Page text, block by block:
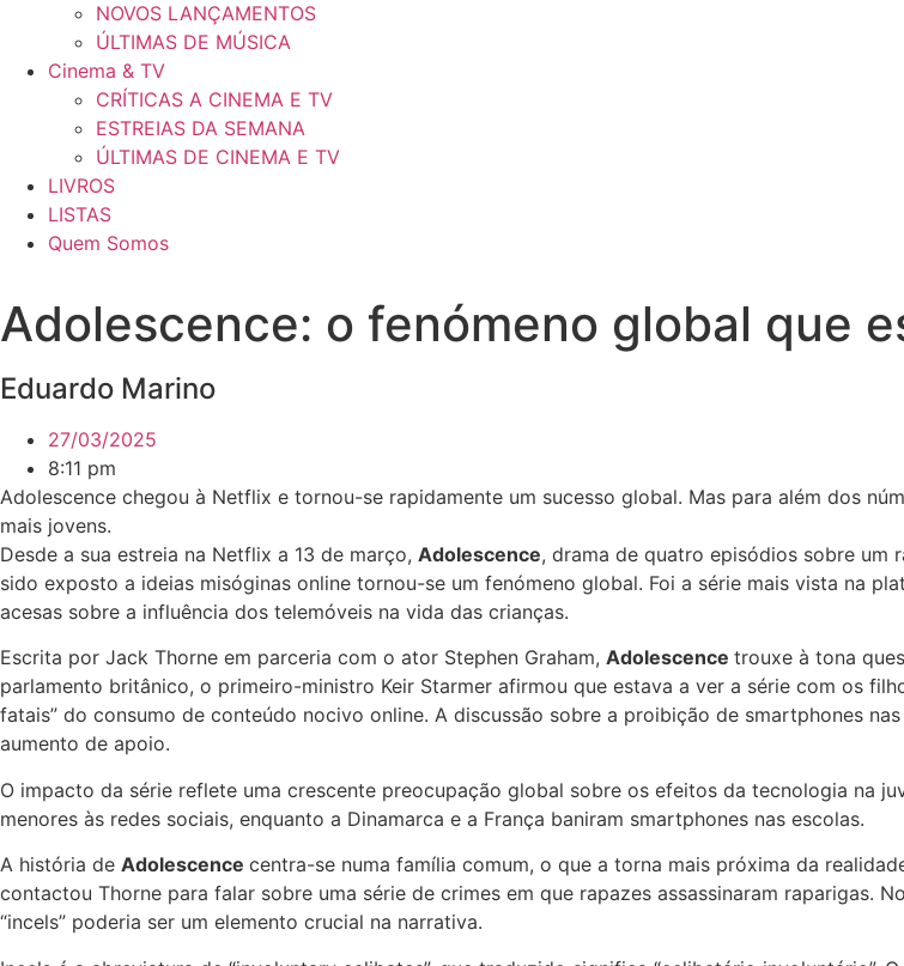
NOVOS LANÇAMENTOS
ÚLTIMAS DE MÚSICA
Cinema & TV
CRÍTICAS A CINEMA E TV
ESTREIAS DA SEMANA
ÚLTIMAS DE CINEMA E TV
LIVROS
LISTAS
Quem Somos
Adolescence: o fenómeno global que
Eduardo Marino
27/03/2025
8:11 pm
Adolescence chegou à Netflix e tornou-se rapidamente um sucesso global. Mas para além dos
mais jovens.
Desde a sua estreia na Netflix a 13 de março, Adolescence, drama de quatro episódios sobre um
sido exposto a ideias misóginas online tornou-se um fenómeno global. Foi a série mais vista na
acesas sobre a influência dos telemóveis na vida das crianças.
Escrita por Jack Thorne em parceria com o ator Stephen Graham, Adolescence trouxe à tona
parlamento britânico, o primeiro-ministro Keir Starmer afirmou que estava a ver a série com os
fatais” do consumo de conteúdo nocivo online. A discussão sobre a proibição de smartphones
aumento de apoio.
O impacto da série reflete uma crescente preocupação global sobre os efeitos da tecnologia na
menores às redes sociais, enquanto a Dinamarca e a França baniram smartphones nas escolas.
A história de Adolescence centra-se numa família comum, o que a torna mais próxima da
contactou Thorne para falar sobre uma série de crimes em que rapazes assassinaram raparigas.
“incels” poderia ser um elemento crucial na narrativa.